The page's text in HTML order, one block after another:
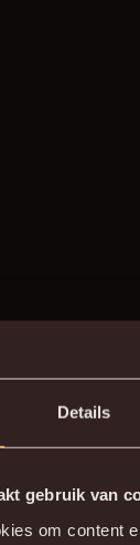
Details
gebruik van
om content